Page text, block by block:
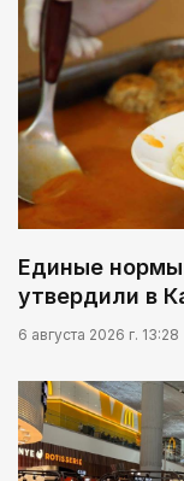
Единые нормы
утвердили в
6 августа 2026 г. 13:28